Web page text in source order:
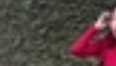
So sánh iPhone
Xiaomi MIX Fold
đánh bại được